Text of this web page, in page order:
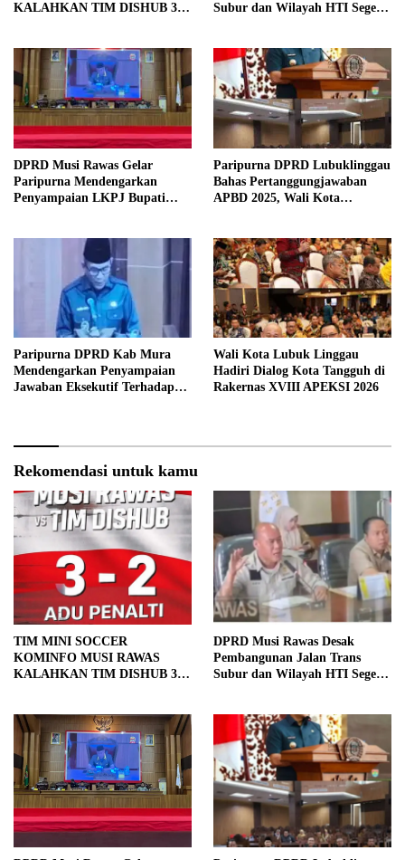
KALAHKAN TIM DISHUB 3-2
Subur dan Wilayah HTI Segera
DPRD Musi Rawas Gelar
Paripurna Mendengarkan
Penyampaian LKPJ Bupati
Paripurna DPRD Lubuklinggau
Bahas Pertanggungjawaban
APBD 2025, Wali Kota
Paripurna DPRD Kab Mura
Mendengarkan Penyampaian
Jawaban Eksekutif Terhadap
Wali Kota Lubuk Linggau
Hadiri Dialog Kota Tangguh di
Rakernas XVIII APEKSI 2026
Rekomendasi untuk kamu
TIM MINI SOCCER
KOMINFO MUSI RAWAS
KALAHKAN TIM DISHUB 3-2
DPRD Musi Rawas Desak
Pembangunan Jalan Trans
Subur dan Wilayah HTI Segera